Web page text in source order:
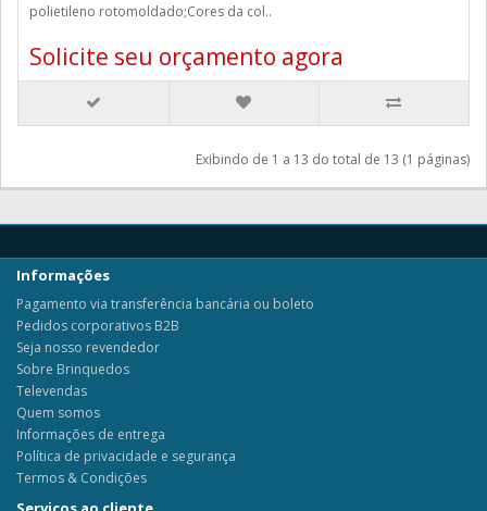
polietileno rotomoldado;Cores da col..
Solicite seu orçamento agora
Exibindo de 1 a 13 do total de 13 (1 páginas)
Informações
Pagamento via transferência bancária ou boleto
Pedidos corporativos B2B
Seja nosso revendedor
Sobre Brinquedos
Televendas
Quem somos
Informações de entrega
Política de privacidade e segurança
Termos & Condições